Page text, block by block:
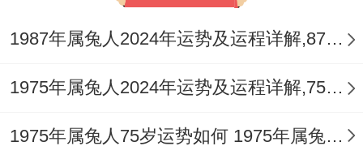
1987年属兔人2024年运势及运程详解,87年出生37岁肖兔人在2024全年每月运势完整版
1975年属兔人2024年运势及运程详解,75年出生49岁肖兔人在2024全年每月运势完整版
1975年属兔人75岁运势如何 1975年属兔人2022年运势分析